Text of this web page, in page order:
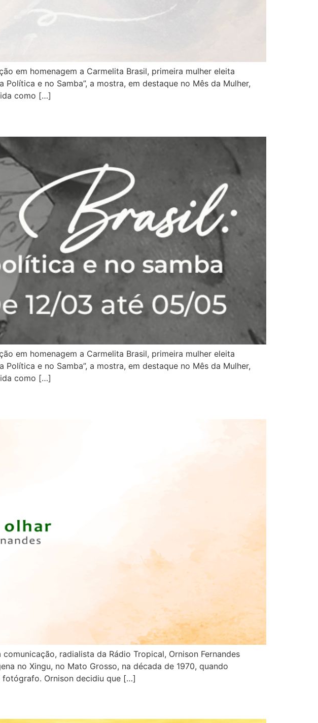
em homenagem a Carmelita Brasil, primeira mulher eleita
e no Samba”, a mostra, em destaque no Mês da Mulher,
como […]
em homenagem a Carmelita Brasil, primeira mulher eleita
e no Samba”, a mostra, em destaque no Mês da Mulher,
como […]
radialista da Rádio Tropical, Ornison Fernandes
no Xingu, no Mato Grosso, na década de 1970, quando
fotógrafo. Ornison decidiu que […]